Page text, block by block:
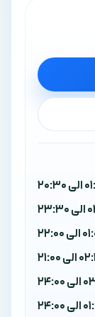
22:00
21:00
24:00